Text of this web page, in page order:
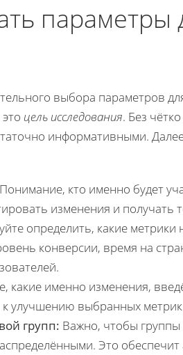
параметры
выбора параметров
цель исследования. Без
информативными.
Понимание, кто именно будет
изменения и получать
определить, какие метрики
конверсии, время на
какие именно изменения,
к улучшению выбранных
групп: Важно, чтобы
Это обеспечит